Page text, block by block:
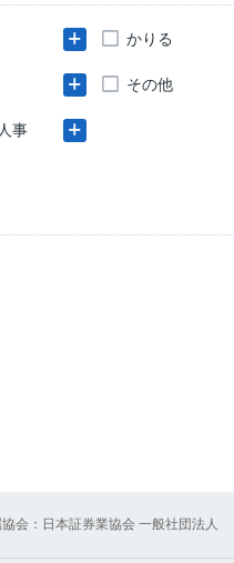
かりる
その他
事
協会：日本証券業協会 一般社団法人